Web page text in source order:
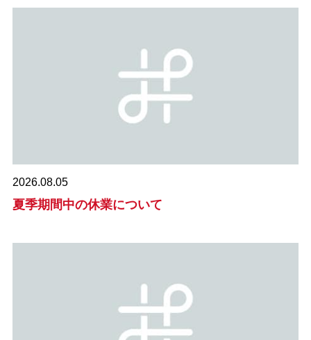
2026.08.05
夏季期間中の休業について